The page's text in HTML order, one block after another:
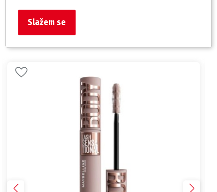
Slični proizvodi
Slažem se